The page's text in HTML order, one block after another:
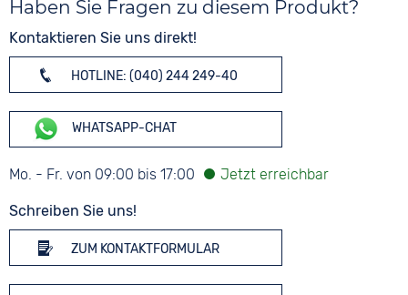
Haben Sie Fragen zu diesem Produkt?
Kontaktieren Sie uns direkt!
HOTLINE: (040) 244 249-40
WHATSAPP-CHAT
Mo. - Fr. von 09:00 bis 17:00
Schreiben Sie uns!
ZUM KONTAKTFORMULAR